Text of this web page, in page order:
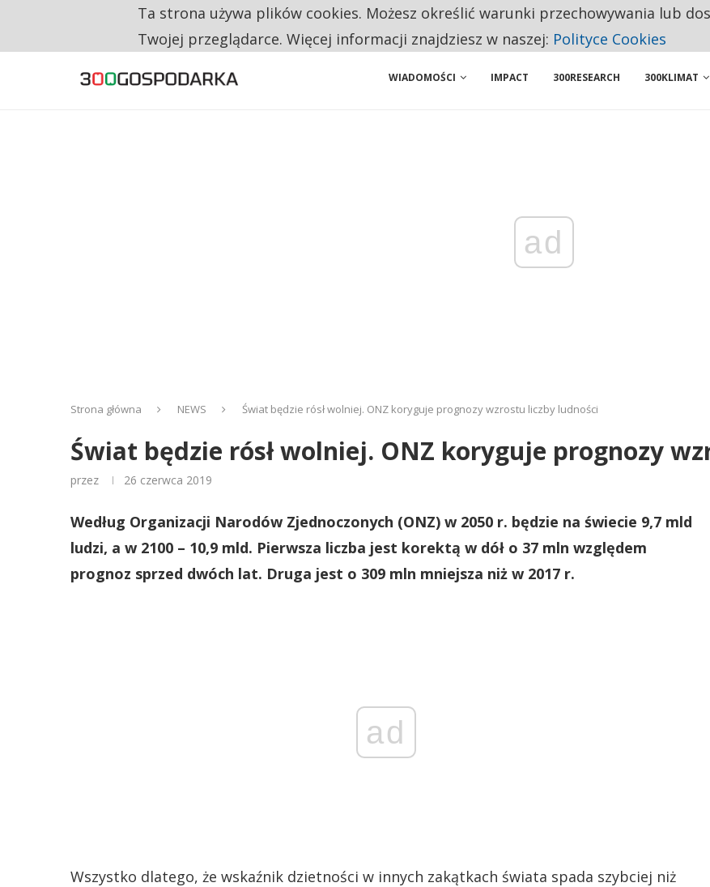
CO TRZECIĄ ZŁOTÓWKĘ Z EMERYTURY SENIORZY PRZEZNACZAJĄ NA PODSTAWOWE ZAKUPY
WIADOMOŚCI IMPACT 300RESEARCH 300KLIMAT
ad
Strona główna NEWS Świat będzie rósł wolniej. ONZ koryguje prognozy wzrostu liczby ludności
Świat będzie rósł wolniej. ONZ koryguje prognozy
przez 26 czerwca 2019
Według Organizacji Narodów Zjednoczonych (ONZ) w 2050 r. będzie na świecie 9,7 mld
ludzi, a w 2100 – 10,9 mld. Pierwsza liczba jest korektą w dół o 37 mln względem
prognoz sprzed dwóch lat. Druga jest o 309 mln mniejsza niż w 2017 r.
ad
Wszystko dlatego, że wskaźnik dzietności w innych zakątkach świata spada szybciej niż
Ta strona używa plików cookies. Możesz określić warunki przechowywania lub
Twojej przeglądarce. Więcej informacji znajdziesz w naszej: Polityce Cookies